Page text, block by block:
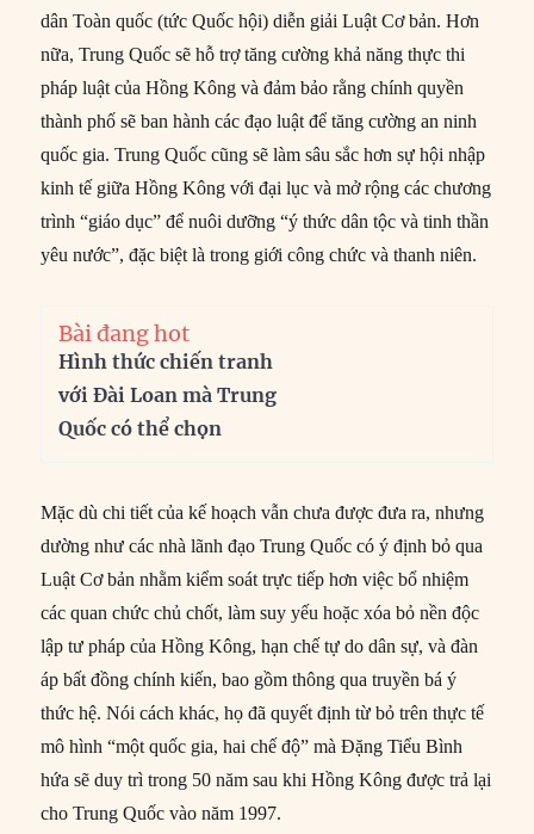
dân Toàn quốc (tức Quốc hội) diễn giải Luật Cơ bản. Hơn
nữa, Trung Quốc sẽ hỗ trợ tăng cường khả năng thực thi
pháp luật của Hồng Kông và đảm bảo rằng chính quyền
thành phố sẽ ban hành các đạo luật để tăng cường an ninh
quốc gia. Trung Quốc cũng sẽ làm sâu sắc hơn sự hội nhập
kinh tế giữa Hồng Kông với đại lục và mở rộng các chương
trình “giáo dục” để nuôi dưỡng “ý thức dân tộc và tinh thần
yêu nước”, đặc biệt là trong giới công chức và thanh niên.
Bài đang hot
Hình thức chiến tranh
với Đài Loan mà Trung
Quốc có thể chọn
Mặc dù chi tiết của kế hoạch vẫn chưa được đưa ra, nhưng
dường như các nhà lãnh đạo Trung Quốc có ý định bỏ qua
Luật Cơ bản nhằm kiểm soát trực tiếp hơn việc bổ nhiệm
các quan chức chủ chốt, làm suy yếu hoặc xóa bỏ nền độc
lập tư pháp của Hồng Kông, hạn chế tự do dân sự, và đàn
áp bất đồng chính kiến, bao gồm thông qua truyền bá ý
thức hệ. Nói cách khác, họ đã quyết định từ bỏ trên thực tế
mô hình “một quốc gia, hai chế độ” mà Đặng Tiểu Bình
hứa sẽ duy trì trong 50 năm sau khi Hồng Kông được trả lại
cho Trung Quốc vào năm 1997.